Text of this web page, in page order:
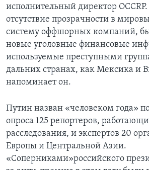
исполнительный директор
отсутствие прозрачности в
систему оффшорных компаний,
новые уголовные финансовые
используемые преступными
дальних странах, как Мексика и
напоминает он.
Путин назван «человеком года»
опроса 125 репортеров,
расследования, и экcпертов 20
Европы и Центральной Азии.
«Соперниками»российского